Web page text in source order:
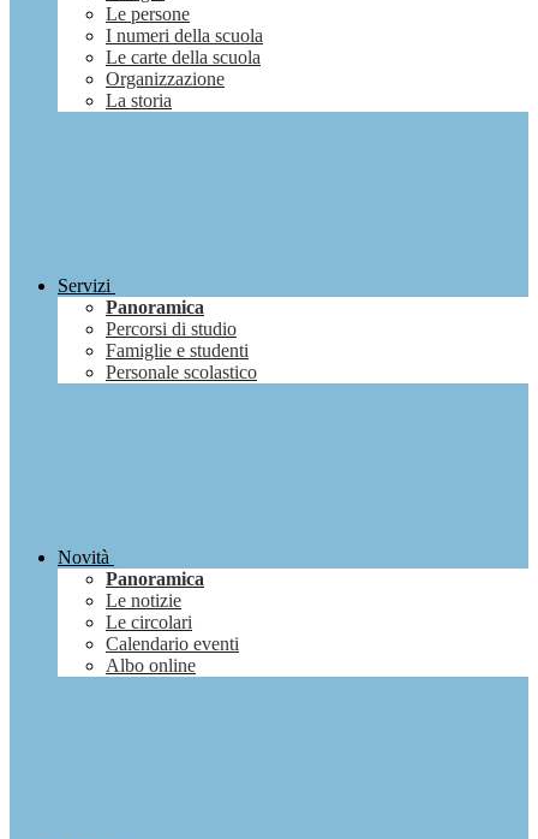
Le persone
I numeri della scuola
Le carte della scuola
Organizzazione
La storia
Servizi
Panoramica
Percorsi di studio
Famiglie e studenti
Personale scolastico
Novità
Panoramica
Le notizie
Le circolari
Calendario eventi
Albo online